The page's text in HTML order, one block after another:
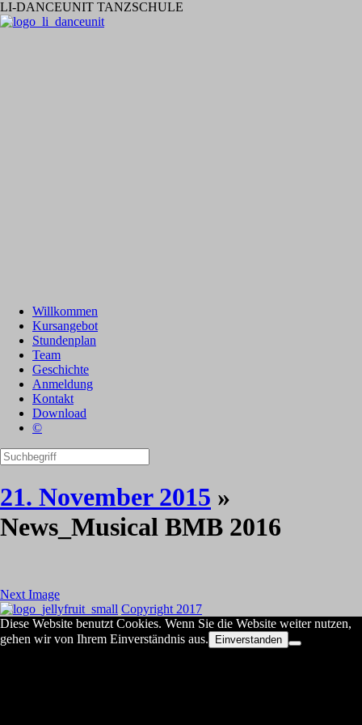
LI-DANCEUNIT TANZSCHULE
Willkommen
Kursangebot
Stundenplan
Team
Geschichte
Anmeldung
Kontakt
Download
©
21. November 2015 »
News_Musical BMB 2016
Next Image
Copyright 2017
Diese Website benutzt Cookies. Wenn Sie die Website weiter nutzen,
gehen wir von Ihrem Einverständnis aus.
Einverstanden